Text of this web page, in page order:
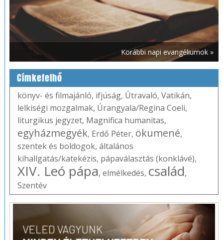
Korábbi napi evangéliumok »
Címkefelhő
könyv- és filmajánló, ifjúság, Útravaló, Vatikán,
lelkiségi mozgalmak, Úrangyala/Regina Coeli,
liturgikus jegyzet, Magnifica humanitas,
egyházmegyék, Erdő Péter, ökumené,
szentek és boldogok, általános
kihallgatás/katekézis, pápaválasztás (konklávé),
XIV. Leó pápa, elmélkedés, család,
Szentév